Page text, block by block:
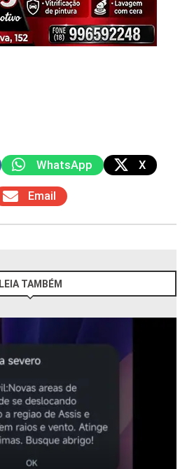
WhatsApp X
Email
LEIA TAMBÉM